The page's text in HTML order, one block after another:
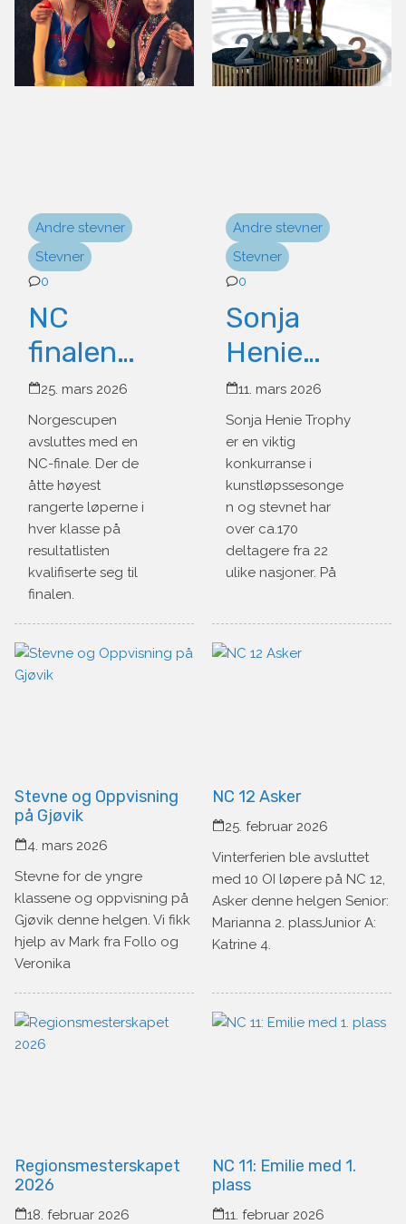
Andre stevner
Stevner
0
NC
finalen
2026:
Gull i
Senior
og
Intermed
iate
Novice
25. mars 2026
Norgescupen
avsluttes med en
NC-finale. Der de
åtte høyest
rangerte løperne i
hver klasse på
resultatlisten
kvalifiserte seg til
finalen.
Andre stevner
Stevner
0
Sonja
Henie
Trophy
2026
11. mars 2026
Sonja Henie Trophy
er en viktig
konkurranse i
kunstløpssesonge
n og stevnet har
over ca.170
deltagere fra 22
ulike nasjoner. På
Stevne og Oppvisning
på Gjøvik
4. mars 2026
Stevne for de yngre
klassene og oppvisning på
Gjøvik denne helgen. Vi fikk
hjelp av Mark fra Follo og
Veronika
NC 12 Asker
25. februar 2026
Vinterferien ble avsluttet
med 10 OI løpere på NC 12,
Asker denne helgen Senior:
Marianna 2. plassJunior A:
Katrine 4.
Regionsmesterskapet
2026
18. februar 2026
NC 11: Emilie med 1.
plass
11. februar 2026